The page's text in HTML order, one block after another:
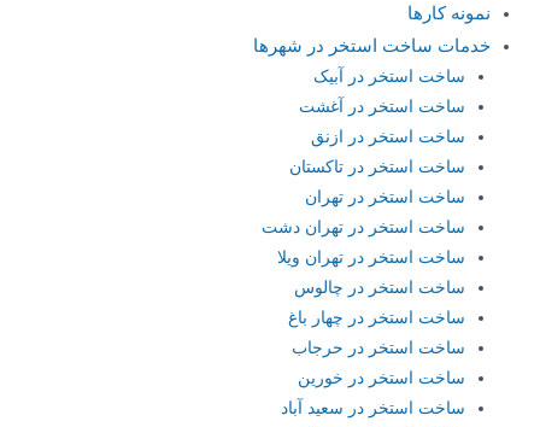
نمونه کارها
خدمات ساخت استخر در شهرها
ساخت استخر در آبیک
ساخت استخر در آغشت
ساخت استخر در ازنق
ساخت استخر در تاکستان
ساخت استخر در تهران
ساخت استخر در تهران دشت
ساخت استخر در تهران ویلا
ساخت استخر در چالوس
ساخت استخر در چهار باغ
ساخت استخر در حرجاب
ساخت استخر در خورین
ساخت استخر در سعید آباد